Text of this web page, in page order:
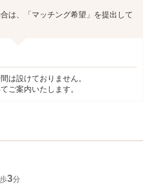
は、「マッチング希望」を提出して
は設けておりません。
ご案内いたします。
3分